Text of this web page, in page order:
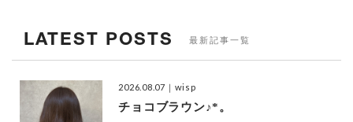
LATEST POSTS 最新記事一覧
2026.08.07 ｜wisp
チョコブラウン♪*。